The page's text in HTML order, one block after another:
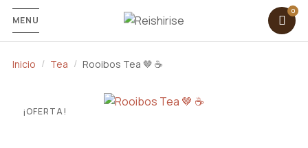
MENU
Inicio Tea Rooibos Tea 🤎 ☕️
¡OFERTA!